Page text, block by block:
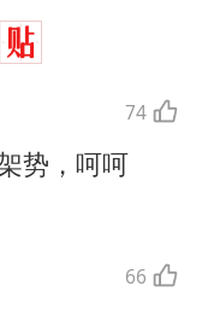
74
势，呵呵
66